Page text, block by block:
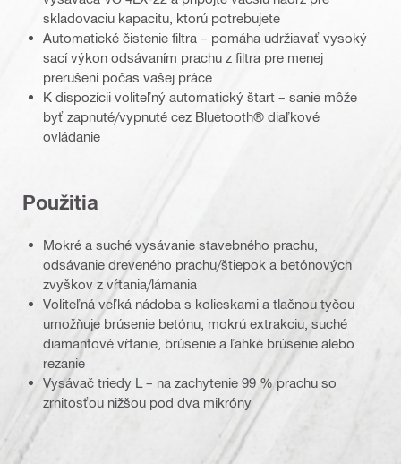
skladovaciu kapacitu, ktorú potrebujete
Automatické čistenie filtra – pomáha udržiavať vysoký
sací výkon odsávaním prachu z filtra pre menej
prerušení počas vašej práce
K dispozícii voliteľný automatický štart – sanie môže
byť zapnuté/vypnuté cez Bluetooth® diaľkové
ovládanie
Použitia
Mokré a suché vysávanie stavebného prachu,
odsávanie dreveného prachu/štiepok a betónových
zvyškov z vŕtania/lámania
Voliteľná veľká nádoba s kolieskami a tlačnou tyčou
umožňuje brúsenie betónu, mokrú extrakciu, suché
diamantové vŕtanie, brúsenie a ľahké brúsenie alebo
rezanie
Vysávač triedy L – na zachytenie 99 % prachu so
zrnitosťou nižšou pod dva mikróny